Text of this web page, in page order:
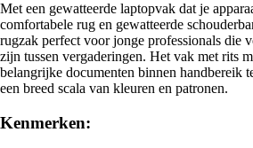
Met een gewatteerde laptopvak dat je
comfortabele rug en gewatteerde
rugzak perfect voor jonge professionals die
zijn tussen vergaderingen. Het vak met rits
belangrijke documenten binnen handbereik
een breed scala van kleuren en patronen.
Kenmerken: